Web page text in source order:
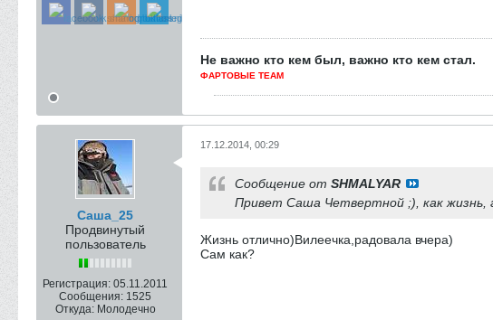
Не важно кто кем был, важно кто кем стал.
ФАРТОВЫЕ TEAM
Саша_25
Продвинутый
пользователь
Регистрация: 05.11.2011
Сообщения: 1525
Откуда: Молодечно
17.12.2014, 00:29
Сообщение от SHMALYAR
Привет Саша Четвертной ;), как жизнь,
Жизнь отлично)Вилеечка,радовала вчера)
Сам как?